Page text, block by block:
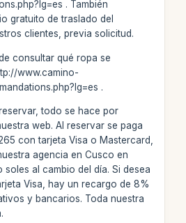
. También
gratuito de traslado del
clientes, previa solicitud.
consultar qué ropa se
www.camino-
.
todo se hace por
web. Al reservar se paga
con tarjeta Visa o Mastercard,
agencia en Cusco en
al cambio del día. Si desea
Visa, hay un recargo de 8%
y bancarios. Toda nuestra